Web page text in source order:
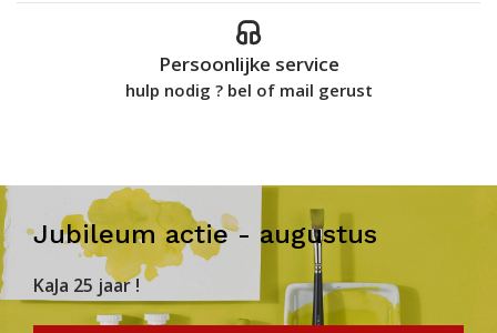
Persoonlijke service
hulp nodig ? bel of mail gerust
Jubileum actie - augustus
KaJa 25 jaar !